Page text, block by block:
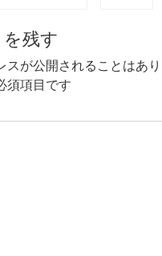
残す
スが公開されることはあり
須項目です